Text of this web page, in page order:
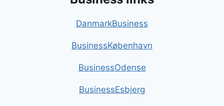
DanmarkBusiness
BusinessKøbenhavn
BusinessOdense
BusinessEsbjerg